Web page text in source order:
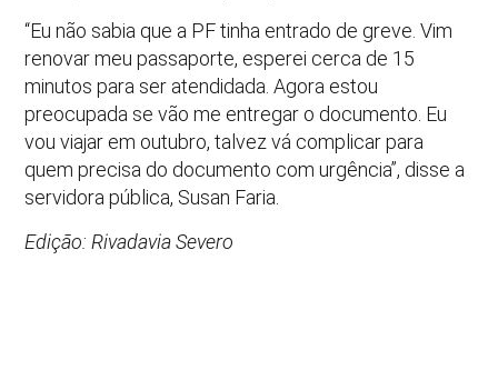
“Eu não sabia que a PF tinha entrado de greve. Vim
renovar meu passaporte, esperei cerca de 15
minutos para ser atendidada. Agora estou
preocupada se vão me entregar o documento. Eu
vou viajar em outubro, talvez vá complicar para
quem precisa do documento com urgência”, disse a
servidora pública, Susan Faria.
Edição: Rivadavia Severo